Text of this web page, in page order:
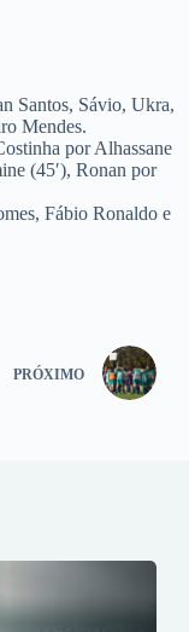
Santos, Sávio, Ukra,
Mendes.
por Alhassane
(45′), Ronan por
Fábio Ronaldo e
PRÓXIMO